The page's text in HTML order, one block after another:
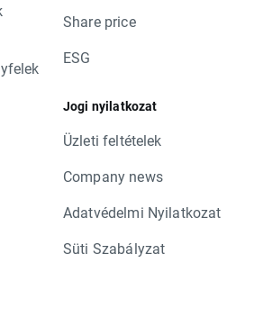
Share price
ESG
Jogi nyilatkozat
Üzleti feltételek
Company news
Adatvédelmi Nyilatkozat
Süti Szabályzat